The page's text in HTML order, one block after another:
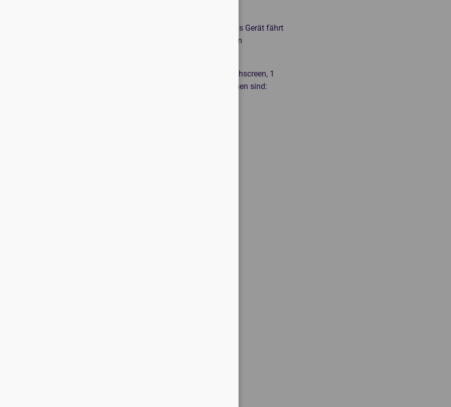
des SonoTouch 30 ist wasserfest und einfach zu desfinfizieren. Das Gerät fährt
und in nur 2 Sekunden runter. Außerdem ist es um bis zu 10 cm
besitzt das SonoTouch 30 einen 10,4-Zoll großen Touchscreen, 1
3 USB-Ports, 1 VGA-Port und 1 LAN-Port. Weitere mögliche Optionen sind:
PC-Drucker
30 ist mit folgenden Ultraschallsonden kompatibel:
Konvex
Linear
Linear
Mikro-Konvex
Mikro-Konvex
Mikro-Konvex
Phased-Array/Sektor